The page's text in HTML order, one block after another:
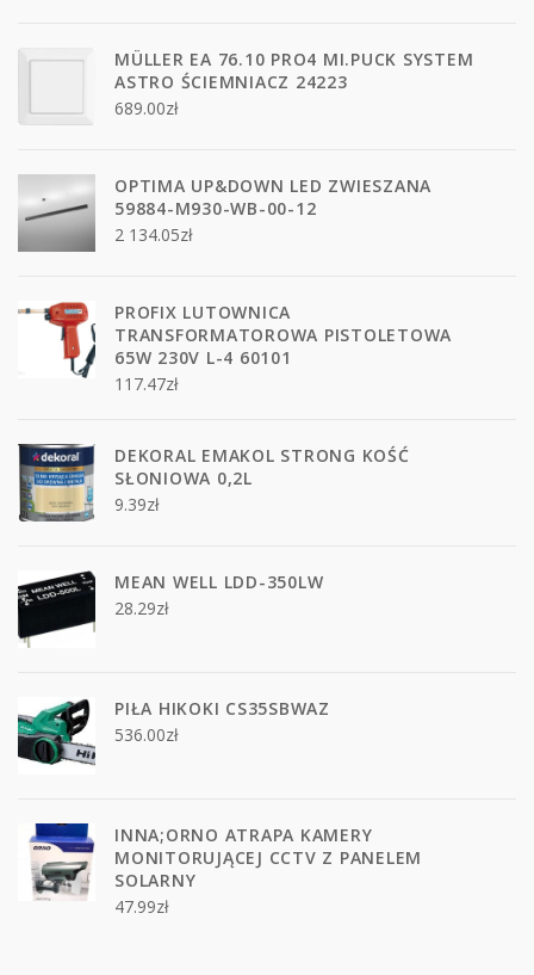
MÜLLER EA 76.10 PRO4 MI.PUCK SYSTEM
ASTRO ŚCIEMNIACZ 24223
689.00zł
OPTIMA UP&DOWN LED ZWIESZANA
59884-M930-WB-00-12
2 134.05zł
PROFIX LUTOWNICA
TRANSFORMATOROWA PISTOLETOWA
65W 230V L-4 60101
117.47zł
DEKORAL EMAKOL STRONG KOŚĆ
SŁONIOWA 0,2L
9.39zł
MEAN WELL LDD-350LW
28.29zł
PIŁA HIKOKI CS35SBWAZ
536.00zł
INNA;ORNO ATRAPA KAMERY
MONITORUJĄCEJ CCTV Z PANELEM
SOLARNY
47.99zł